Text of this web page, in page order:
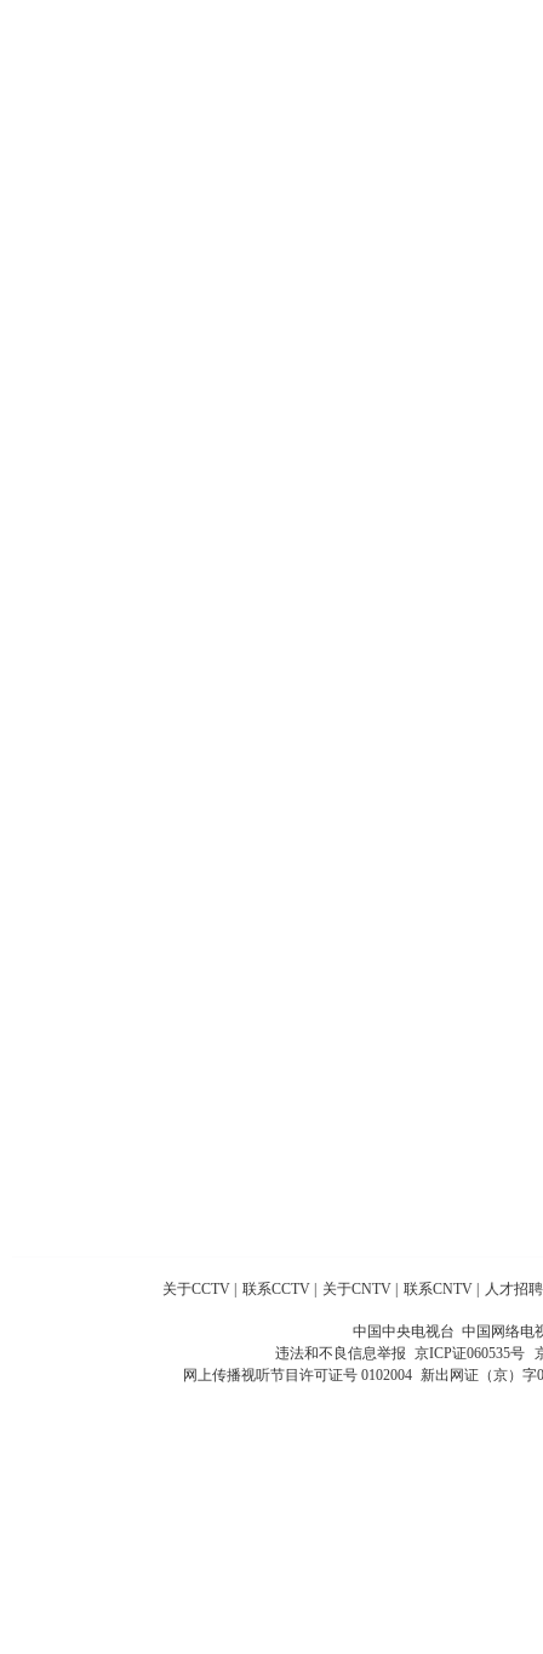
关于CCTV 联系CCTV 关于CNTV 联系CNTV 人才招聘
中国中央电视台 中国网络电
违法和不良信息举报 京ICP证060535号
网上传播视听节目许可证号 0102004 新出网证（京）